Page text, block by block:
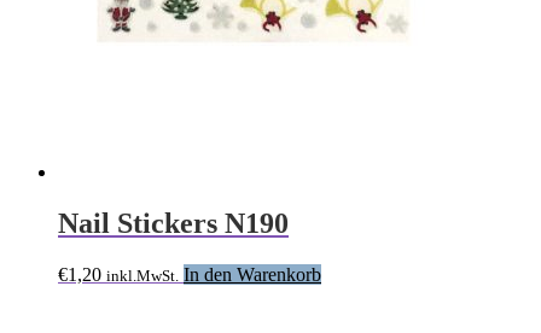
Nail Stickers N190
€1,20 inkl.MwSt. In den Warenkorb